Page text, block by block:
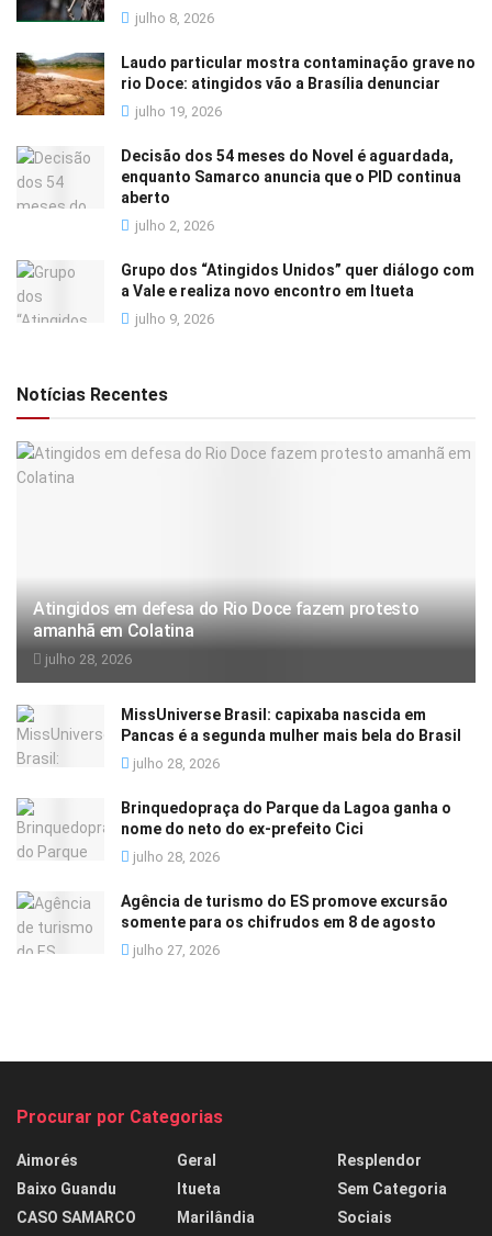
julho 8, 2026
Laudo particular mostra contaminação grave no
rio Doce: atingidos vão a Brasília denunciar
julho 19, 2026
Decisão dos 54 meses do Novel é aguardada,
enquanto Samarco anuncia que o PID continua
aberto
julho 2, 2026
Grupo dos “Atingidos Unidos” quer diálogo com
a Vale e realiza novo encontro em Itueta
julho 9, 2026
Notícias Recentes
Atingidos em defesa do Rio Doce fazem protesto
amanhã em Colatina
julho 28, 2026
MissUniverse Brasil: capixaba nascida em
Pancas é a segunda mulher mais bela do Brasil
julho 28, 2026
Brinquedopraça do Parque da Lagoa ganha o
nome do neto do ex-prefeito Cici
julho 28, 2026
Agência de turismo do ES promove excursão
somente para os chifrudos em 8 de agosto
julho 27, 2026
Procurar por Categorias
Aimorés
Baixo Guandu
CASO SAMARCO
Geral
Itueta
Marilândia
Resplendor
Sem Categoria
Sociais